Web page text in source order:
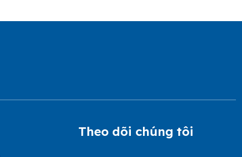
Theo dõi chúng tôi